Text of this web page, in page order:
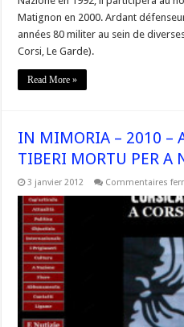
Matignon en 2000. Ardant
années 80 militer au sein de
Corsi, Le Garde).
Read More »
IN MIMORIA – 2010 –
TIBERI MORTU PER A
3 janvier 2012 Commentaires